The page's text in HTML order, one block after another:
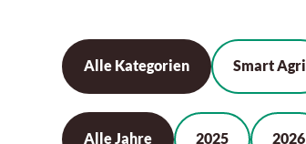
Alle Kategorien Smart Agri
Alle Jahre 2025 2026